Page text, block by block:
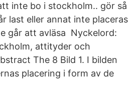
inte bo i stockholm.. gör så
last eller annat inte placeras
går att avläsa Nyckelord:
attityder och
The 8 Bild 1. I bilden
placering i form av de